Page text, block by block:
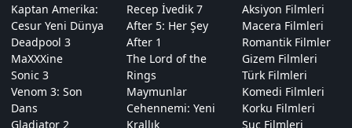
Kaptan Amerika:
Cesur Yeni Dünya
Deadpool 3
MaXXXine
Sonic 3
Venom 3: Son
Dans
Gladiator 2
Recep İvedik 7
After 5: Her Şey
After 1
The Lord of the
Rings
Maymunlar
Cehennemi: Yeni
Krallık
Aksiyon Filmleri
Macera Filmleri
Romantik Filmler
Gizem Filmleri
Türk Filmleri
Komedi Filmleri
Korku Filmleri
Suç Filmleri